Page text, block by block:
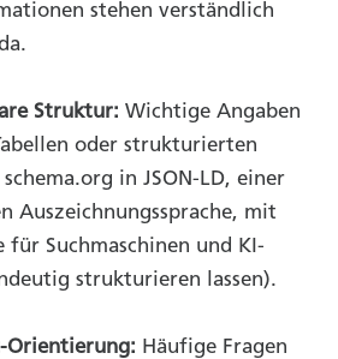
stehen verständlich
Struktur: Wichtige Angaben
oder strukturierten
in JSON-LD, einer
Auszeichnungssprache, mit
für Suchmaschinen und KI-
strukturieren lassen).
Orientierung: Häufige Fragen